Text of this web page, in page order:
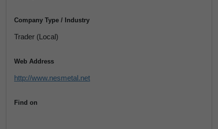
Company Type / Industry
Trader (Local)
Web Address
http://www.nesmetal.net
Find on